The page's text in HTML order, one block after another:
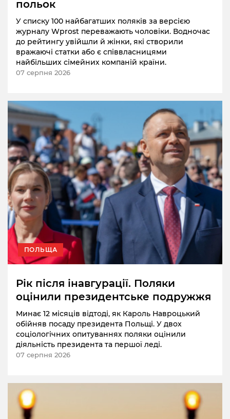
польок
У списку 100 найбагатших поляків за версією
журналу Wprost переважають чоловіки. Водночас
до рейтингу увійшли й жінки, які створили
вражаючі статки або є співвласницями
найбільших сімейних компаній країни.
07 серпня 2026
ПОЛЬЩА
Рік після інавгурації. Поляки
оцінили президентське подружжя
Минає 12 місяців відтоді, як Кароль Навроцький
обійняв посаду президента Польщі. У двох
соціологічних опитуваннях поляки оцінили
діяльність президента та першої леді.
07 серпня 2026